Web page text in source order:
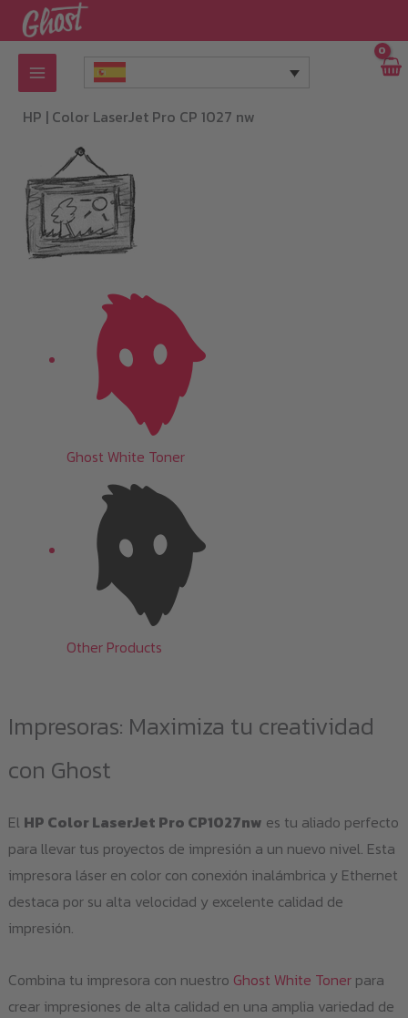
al
contenido
HP | Color LaserJet Pro CP 1027 nw
Ghost White Toner
Other Products
Impresoras: Maximiza tu creatividad
con Ghost
El HP Color LaserJet Pro CP1027nw es tu aliado perfecto
para llevar tus proyectos de impresión a un nuevo nivel. Esta
impresora láser en color con conexión inalámbrica y Ethernet
destaca por su alta velocidad y excelente calidad de
impresión.
Combina tu impresora con nuestro Ghost White Tonerpara
crear impresiones de alta calidad en una amplia variedad de